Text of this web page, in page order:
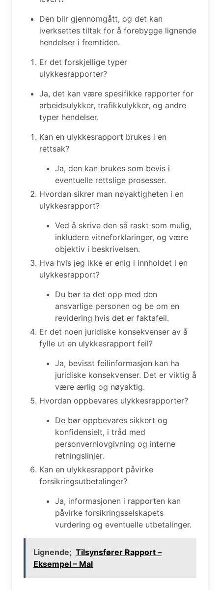
Den blir gjennomgått, og det kan
iverksettes tiltak for å forebygge lignende
hendelser i fremtiden.
Er det forskjellige typer
ulykkesrapporter?
Ja, det kan være spesifikke rapporter for
arbeidsulykker, trafikkulykker, og andre
typer hendelser.
Kan en ulykkesrapport brukes i en
rettsak?
Ja, den kan brukes som bevis i
eventuelle rettslige prosesser.
Hvordan sikrer man nøyaktigheten i en
ulykkesrapport?
Ved å skrive den så raskt som mulig,
inkludere vitneforklaringer, og være
objektiv i beskrivelsen.
Hva hvis jeg ikke er enig i innholdet i en
ulykkesrapport?
Du bør ta det opp med den
ansvarlige personen og be om en
revidering hvis det er faktafeil.
Er det noen juridiske konsekvenser av å
fylle ut en ulykkesrapport feil?
Ja, bevisst feilinformasjon kan ha
juridiske konsekvenser. Det er viktig å
være ærlig og nøyaktig.
Hvordan oppbevares ulykkesrapporter?
De bør oppbevares sikkert og
konfidensielt, i tråd med
personvernlovgivning og interne
retningslinjer.
Kan en ulykkesrapport påvirke
forsikringsutbetalinger?
Ja, informasjonen i rapporten kan
påvirke forsikringsselskapets
vurdering og eventuelle utbetalinger.
Lignende; Tilsynsfører Rapport –
Eksempel – Mal